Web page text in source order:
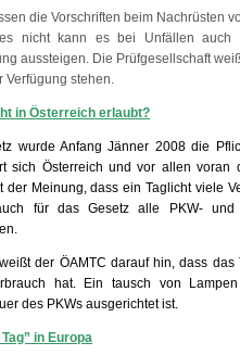
die Vorschriften beim Nachrüsten
nicht kann es bei Unfällen auch
aussteigen. Die Prüfgesellschaft
Verfügung stehen.
in Österreich erlaubt?
wurde Anfang Jänner 2008 die
sich Österreich und vor allen voran
der Meinung, dass ein Taglicht viele
für das Gesetz alle PKW- und
der ÖAMTC darauf hin, dass
hat. Ein tausch von
des PKWs ausgerichtet ist.
in Europa